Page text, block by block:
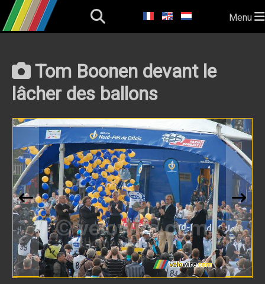
Menu
Tom Boonen devant le
lâcher des ballons